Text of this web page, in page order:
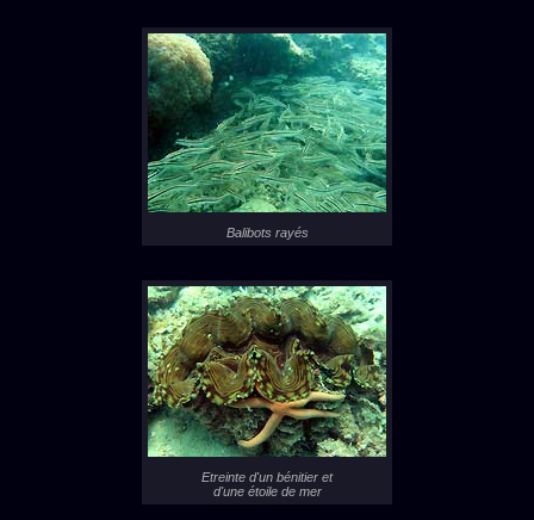
Balibots rayés
Etreinte d'un bénitier et
d'une étoile de mer